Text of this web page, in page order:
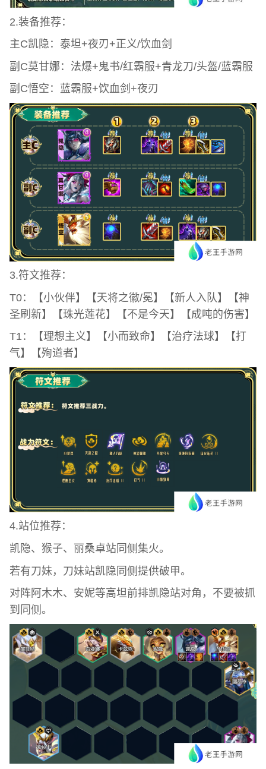
2.装备推荐：
主C凯隐：泰坦+夜刃+正义/饮血剑
副C莫甘娜：法爆+鬼书/红霸服+青龙刀/头盔/蓝霸服
副C悟空：蓝霸服+饮血剑+夜刃
3.符文推荐：
T0：【小伙伴】【天将之徽/冕】【新人入队】【神
圣刷新】【珠光莲花】【不是今天】【成吨的伤害】
T1：【理想主义】【小而致命】【治疗法球】【打
气】【殉道者】
4.站位推荐：
凯隐、猴子、丽桑卓站同侧集火。
若有刀妹，刀妹站凯隐同侧提供破甲。
对阵阿木木、安妮等高坦前排凯隐站对角，不要被抓
到同侧。